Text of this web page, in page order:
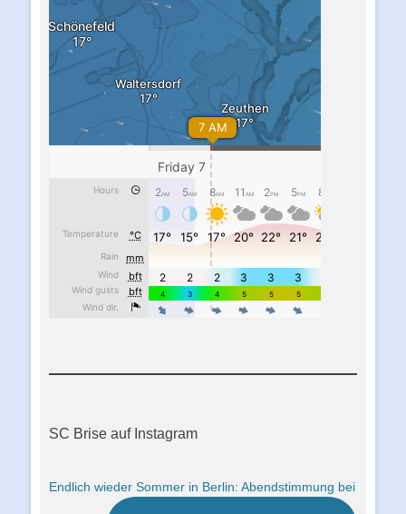
SC Brise auf Instagram
Endlich wieder Sommer in Berlin: Abendstimmung bei